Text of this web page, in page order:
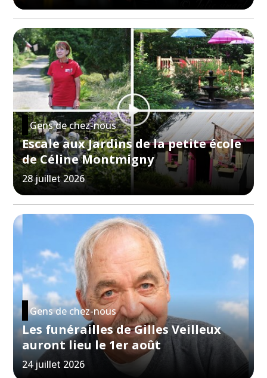
Gens de chez-nous
Escale aux Jardins de la petite école
de Céline Montmigny
28 juillet 2026
Gens de chez-nous
Les funérailles de Gilles Veilleux
auront lieu le 1er août
24 juillet 2026